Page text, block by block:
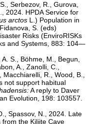
Serbezov, R., Gurova,
2024. HPDA Service for
arctos L.) Population in
S. (eds)
Risks (EnviroRISKs
and Systems, 883: 104—
S., Böhme, M., Begun,
A., Zanolli, C.,
R., Wood, B.,
not support habitual
A reply to Daver
Evolution, 198: 103557.
Spassov, N., 2024. Late
the Kiliite Cave